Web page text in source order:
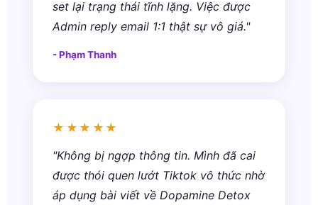
set lại trạng thái tĩnh lặng. Việc được
Admin reply email 1:1 thật sự vô giá."
- Phạm Thanh
★★★★★
"Không bị ngợp thông tin. Mình đã cai
được thói quen lướt Tiktok vô thức nhờ
áp dụng bài viết về Dopamine Detox